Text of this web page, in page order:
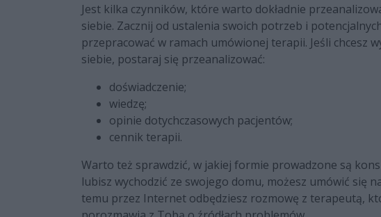
Jest kilka czynników, które warto dokładnie
siebie. Zacznij od ustalenia swoich potrzeb i
przepracować w ramach umówionej terapii. Jeśli chcesz
siebie, postaraj się przeanalizować:
doświadczenie;
wiedzę;
opinie dotychczasowych pacjentów;
cennik terapii.
Warto też sprawdzić, w jakiej formie prowadzone są
lubisz wychodzić ze swojego domu, możesz umówić się
temu przez Internet odbędziesz rozmowę z terapeutą,